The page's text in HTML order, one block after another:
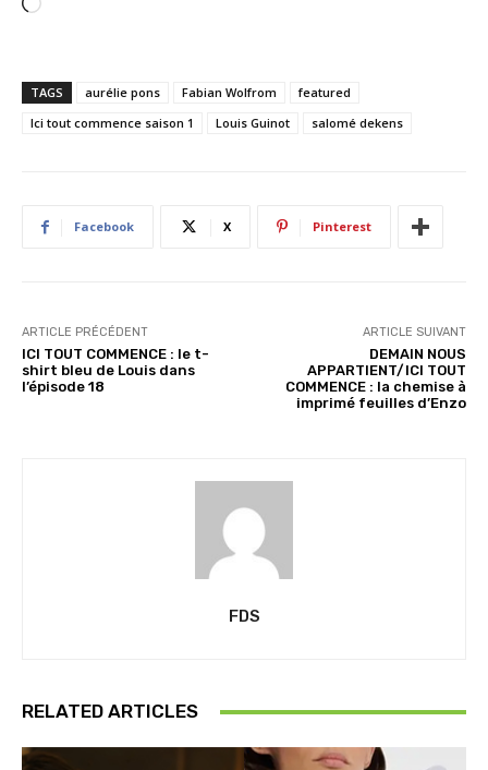
C
r
g
e
t
TAGS aurélie pons Fabian Wolfrom
featured
Ici tout commence saison 1
Louis Guinot salomé dekens
Facebook X Pinterest
ARTICLE PRÉCÉDENT
ICI TOUT COMMENCE : le t-
shirt bleu de Louis dans
l’épisode 18
ARTICLE SUIVANT
DEMAIN NOUS
APPARTIENT/ICI TOUT
COMMENCE : la chemise à
imprimé feuilles d’Enzo
FDS
RELATED ARTICLES